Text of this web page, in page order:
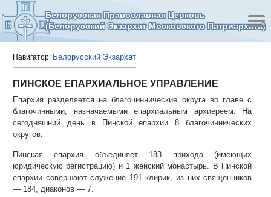
Белорусская Православная Церковь
(Белорусский Экзархат Московского Патриархата)
Навигатор: Белорусский Экзархат
ПИНСКОЕ ЕПАРХИАЛЬНОЕ УПРАВЛЕНИЕ
Епархия разделяется на благочиннические округа во главе с
благочинными, назначаемыми епархиальным архиереем. На
сегодняшний день в Пинской епархии 8 благочиннических
округов.
Пинская епархия объединяет 183 прихода (имеющих
юридическую регистрацию) и 1 женский монастырь. В Пинской
епархии совершают служение 191 клирик, из них священников
— 184, диаконов — 7.